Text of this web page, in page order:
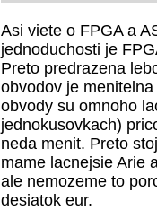
Asi viete o FPGA a
jednoduchosti je
Preto predrazena
obvodov je
obvody su omnoho
jednokusovkach)
neda menit. Preto
mame lacnejsie Arie
ale nemozeme to
desiatok eur.